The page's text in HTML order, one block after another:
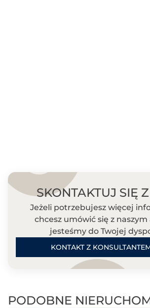
SKONTAKTUJ SIĘ
Jeżeli potrzebujesz więcej
chcesz umówić się z
jesteśmy do Twojej
KONTAKT Z
PODOBNE